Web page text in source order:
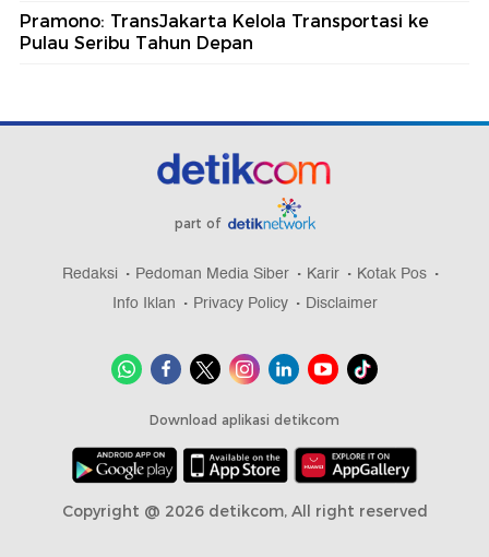
Pramono: TransJakarta Kelola Transportasi ke
Pulau Seribu Tahun Depan
part of
Redaksi Pedoman Media Siber Karir
Kotak Pos
Info Iklan
Privacy Policy Disclaimer
Download aplikasi detikcom
Copyright @ 2026 detikcom, All right reserved